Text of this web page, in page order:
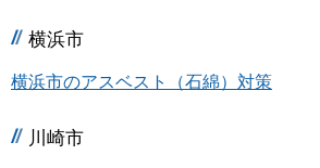
横浜市
横浜市のアスベスト（石綿）対策
川崎市